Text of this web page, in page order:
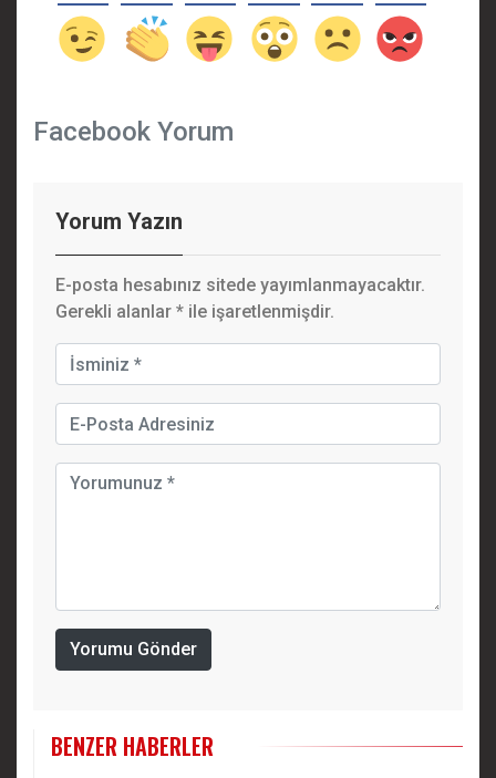
Facebook Yorum
Yorum Yazın
E-posta hesabınız sitede yayımlanmayacaktır.
Gerekli alanlar * ile işaretlenmişdir.
Yorumu Gönder
BENZER HABERLER